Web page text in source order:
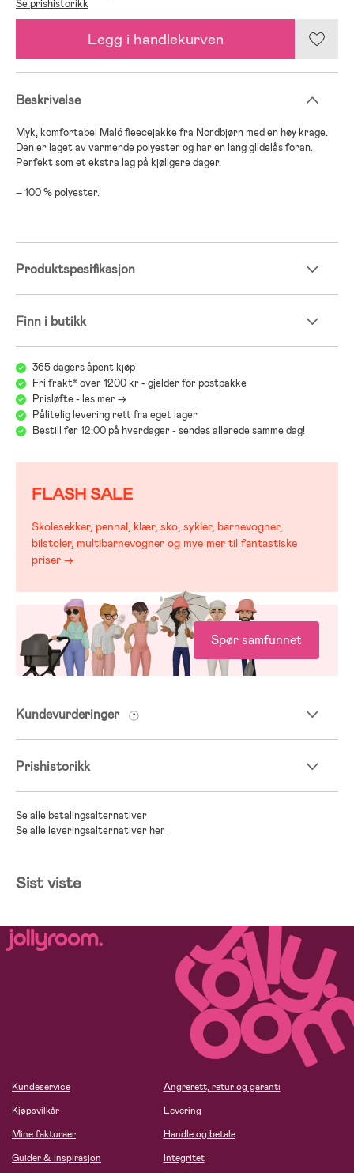
Se prishistorikk
Legg i handlekurven
Beskrivelse
Myk, komfortabel Malö fleecejakke fra Nordbjørn med en høy krage.
Den er laget av varmende polyester og har en lang glidelås foran.
Perfekt som et ekstra lag på kjøligere dager.
– 100 % polyester.
Produktspesifikasjon
Finn i butikk
365 dagers åpent kjøp
Fri frakt* over 1200 kr - gjelder för postpakke
Prisløfte - les mer ->
Pålitelig levering rett fra eget lager
Bestill før 12:00 på hverdager - sendes allerede samme dag!
FLASH SALE
Skolesekker, pennal, klær, sko, sykler, barnevogner,
bilstoler, multibarnevogner og mye mer til fantastiske
priser →
Spør samfunnet
Kundevurderinger
Prishistorikk
Se alle betalingsalternativer
Se alle leveringsalternativer her
Sist viste
Kundeservice
Kjøpsvilkår
Mine fakturaer
Guider & Inspirasjon
Angrerett, retur og garanti
Levering
Handle og betale
Integritet